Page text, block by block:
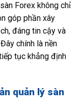
Forex không chỉ
góp phần xây
đáng tin cậy và
chính là nền
tục khẳng định
quản lý sàn